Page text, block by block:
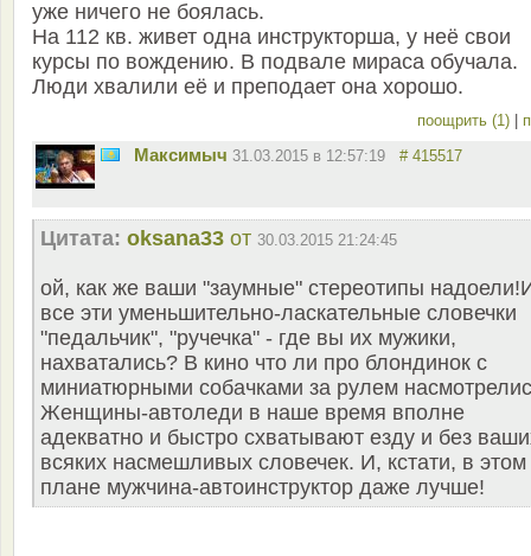
уже ничего не боялась.
На 112 кв. живет одна инструкторша, у неё свои
курсы по вождению. В подвале мираса обучала.
Люди хвалили её и преподает она хорошо.
поощрить (1)
Максимыч 31.03.2015 в 12:57:19 # 415517
Цитата: oksana33 от 30.03.2015 21:24:45
ой, как же ваши "заумные" стереотипы
все эти уменьшительно-ласкательные словечки
"педальчик", "ручечка" - где вы их мужики,
нахватались? В кино что ли про блондинок с
миниатюрными собачками за рулем
Женщины-автоледи в наше время вполне
адекватно и быстро схватывают езду и без
всяких насмешливых словечек. И, кстати, в этом
плане мужчина-автоинструктор даже лучше!